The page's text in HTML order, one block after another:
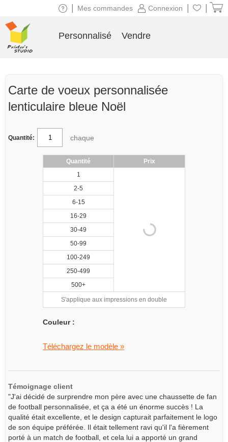
Carte de voeux personnalisée
lenticulaire bleue Noël
Quantité: chaque
Quantité
Prix
1
2-5
6-15
16-29
30-49
50-99
100-249
250-499
500+
S'applique aux impressions en double
Couleur :
Téléchargez le modèle »
Témoignage client
"J'ai décidé de surprendre mon père avec une chaussette de fan
de football personnalisée, et ça a été un énorme succès ! La
qualité était excellente, et le design capturait parfaitement le logo
de son équipe préférée. Il était tellement ravi qu'il l'a fièrement
porté à un match de football, et cela lui a apporté un grand
Connexion
Mes commandes
Personnalisé Vendre